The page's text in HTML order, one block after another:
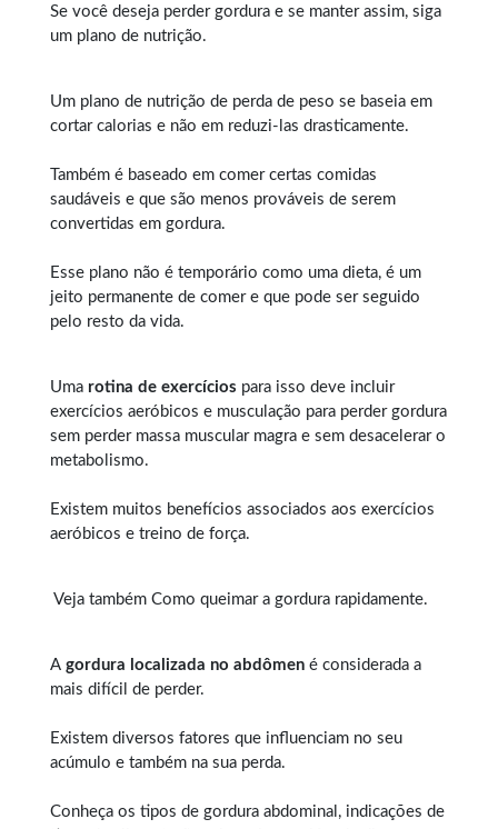
Se você deseja perder gordura e se manter assim, siga
um plano de nutrição.
Um plano de nutrição de perda de peso se baseia em
cortar calorias e não em reduzi-las drasticamente.
Também é baseado em comer certas comidas
saudáveis e que são menos prováveis de serem
convertidas em gordura.
Esse plano não é temporário como uma dieta, é um
jeito permanente de comer e que pode ser seguido
pelo resto da vida.
Uma rotina de exercícios para isso deve incluir
exercícios aeróbicos e musculação para perder gordura
sem perder massa muscular magra e sem desacelerar o
metabolismo.
Existem muitos benefícios associados aos exercícios
aeróbicos e treino de força.
Veja também Como queimar a gordura rapidamente.
A gordura localizada no abdômen é considerada a
mais difícil de perder.
Existem diversos fatores que influenciam no seu
acúmulo e também na sua perda.
Conheça os tipos de gordura abdominal , indicações de